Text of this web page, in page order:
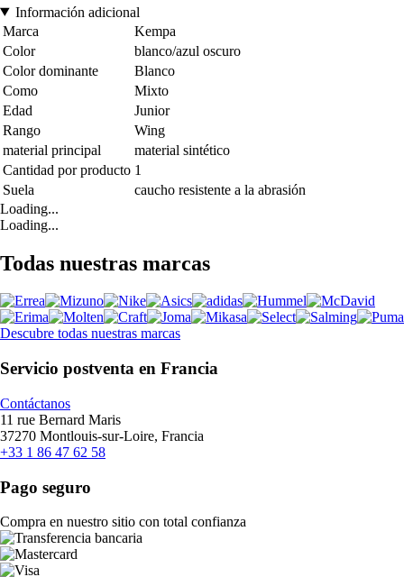
Información adicional
Marca
Kempa
Color
blanco/azul oscuro
Color dominante
Blanco
Como
Mixto
Edad
Junior
Rango
Wing
material principal
material sintético
Cantidad por producto 1
Suela
caucho resistente a la abrasión
Loading...
Loading...
Todas nuestras marcas
Descubre todas nuestras marcas
Servicio postventa en Francia
Contáctanos
11 rue Bernard Maris
37270 Montlouis-sur-Loire, Francia
+33 1 86 47 62 58
Pago seguro
Compra en nuestro sitio con total confianza